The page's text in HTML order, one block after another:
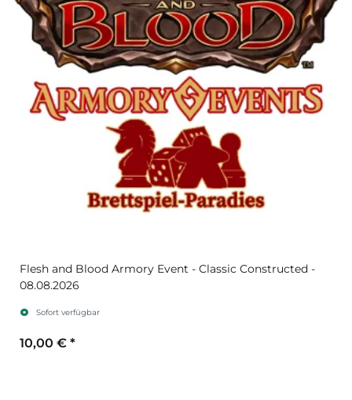
Flesh and Blood Armory Event - Classic Constructed -
08.08.2026
Sofort verfügbar
10,00 € *